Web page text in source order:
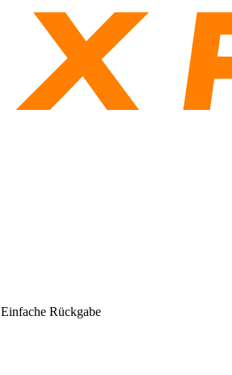
Einfache Rückgabe